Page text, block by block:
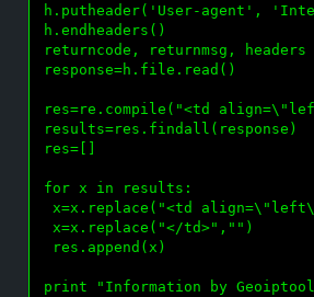
h.putheader('User-agent',
h.endheaders()
returncode, returnmsg,
response=h.file.read()
res=re.compile("<td
results=res.findall(response)
res=[]
for x in results:
x=x.replace("<td
  x=x.replace("</td>","")
  res.append(x)
print "Information by